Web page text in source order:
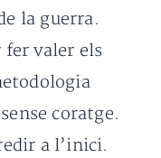
la guerra.
fer valer els
coratge.
a l’inici.